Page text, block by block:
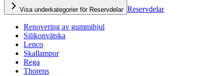
Visa underkategorier för Reservdelar Reservdelar
Renovering av gummihjul
Silikonvätska
Lenco
Skallampor
Rega
Thorens